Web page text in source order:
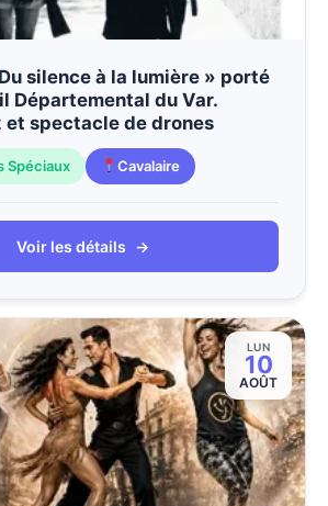
silence à la lumière » porté
Départemental du Var.
et spectacle de drones
Spéciaux Cavalaire
Voir les détails →
LUN
10
AOÛT